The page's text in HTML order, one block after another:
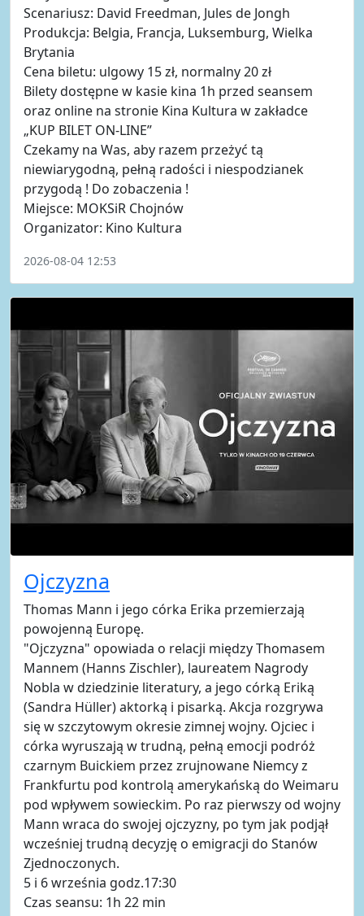
Scenariusz: David Freedman, Jules de Jongh
Produkcja: Belgia, Francja, Luksemburg, Wielka
Brytania
Cena biletu: ulgowy 15 zł, normalny 20 zł
Bilety dostępne w kasie kina 1h przed seansem
oraz online na stronie Kina Kultura w zakładce
„KUP BILET ON-LINE”
Czekamy na Was, aby razem przeżyć tą
niewiarygodną, pełną radości i niespodzianek
przygodą ! Do zobaczenia !
Miejsce: MOKSiR Chojnów
Organizator: Kino Kultura
2026-08-04 12:53
Ojczyzna
Thomas Mann i jego córka Erika przemierzają
powojenną Europę.
"Ojczyzna" opowiada o relacji między Thomasem
Mannem (Hanns Zischler), laureatem Nagrody
Nobla w dziedzinie literatury, a jego córką Eriką
(Sandra Hüller) aktorką i pisarką. Akcja rozgrywa
się w szczytowym okresie zimnej wojny. Ojciec i
córka wyruszają w trudną, pełną emocji podróż
czarnym Buickiem przez zrujnowane Niemcy z
Frankfurtu pod kontrolą amerykańską do Weimaru
pod wpływem sowieckim. Po raz pierwszy od wojny
Mann wraca do swojej ojczyzny, po tym jak podjął
wcześniej trudną decyzję o emigracji do Stanów
Zjednoczonych.
5 i 6 września godz.17:30
Czas seansu: 1h 22 min